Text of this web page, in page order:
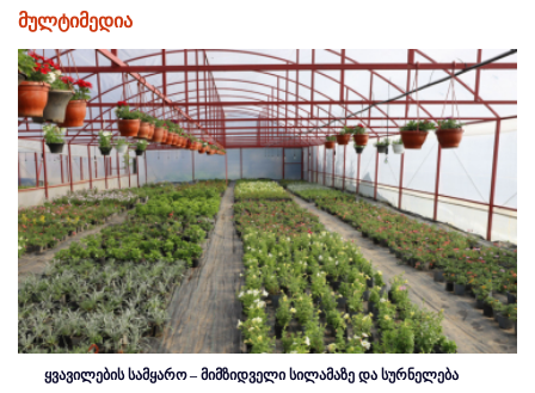
მულტიმედია
ყვავილების სამყარო – მიმზიდველი სილამაზე და სურნელება